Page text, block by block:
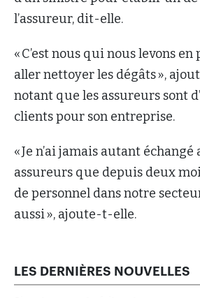
l’assureur, dit-elle.
« C’est nous qui nous levons
aller nettoyer les dégâts »,
notant que les assureurs sont
clients pour son entreprise.
« Je n’ai jamais autant échangé
assureurs que depuis deux
de personnel dans notre
aussi », ajoute-t-elle.
LES DERNIÈRES NOUVELLES